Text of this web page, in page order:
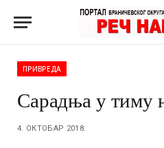
ПРИВРЕДА
Сарадња у тиму
4. ОКТОБАР 2018.